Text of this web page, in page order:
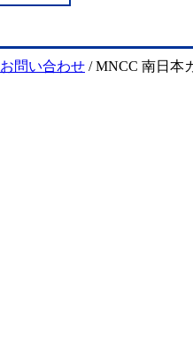
お問い合わせ / MNCC 南日本